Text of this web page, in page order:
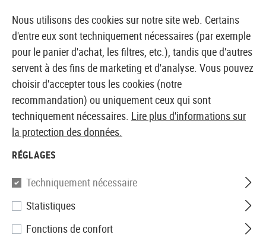
BOUTIQUE ET GROSSISTE EUROPÉEN AIRSOFT
Accueil Vêtements Gants Gants The Original M-
Mechanix Wear
The Original M-Pact 2
Nous utilisons des cookies sur notre site web. Certains
d'entre eux sont techniquement nécessaires (par exemple
pour le panier d'achat, les filtres, etc.), tandis que d'autres
servent à des fins de marketing et d'analyse. Vous pouvez
choisir d'accepter tous les cookies (notre
recommandation) ou uniquement ceux qui sont
techniquement nécessaires. Lire plus d'informations sur
la protection des données.
RÉGLAGES
Techniquement nécessaire
Statistiques
Fonctions de confort